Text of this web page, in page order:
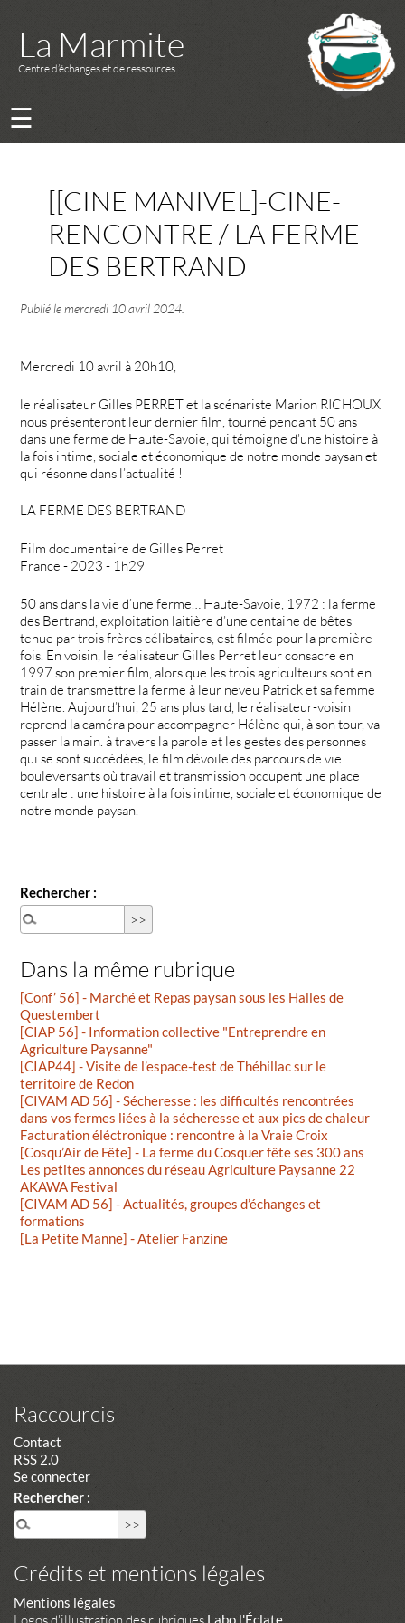
La Marmite
Centre d’échanges et de ressources
☰
[[CINE MANIVEL]-CINE-
RENCONTRE / LA FERME
DES BERTRAND
Publié lemercredi 10 avril 2024
Mercredi 10 avril à 20h10,
le réalisateur Gilles PERRET et la scénariste Marion RICHOUX
nous présenteront leur dernier film, tourné pendant 50 ans
dans une ferme de Haute-Savoie, qui témoigne d’une histoire à
la fois intime, sociale et économique de notre monde paysan et
qui résonne dans l’actualité !
LA FERME DES BERTRAND
Film documentaire de Gilles Perret
France - 2023 - 1h29
50 ans dans la vie d’une ferme… Haute-Savoie, 1972 : la ferme
des Bertrand, exploitation laitière d’une centaine de bêtes
tenue par trois frères célibataires, est filmée pour la première
fois. En voisin, le réalisateur Gilles Perret leur consacre en
1997 son premier film, alors que les trois agriculteurs sont en
train de transmettre la ferme à leur neveu Patrick et sa femme
Hélène. Aujourd’hui, 25 ans plus tard, le réalisateur-voisin
reprend la caméra pour accompagner Hélène qui, à son tour, va
passer la main. à travers la parole et les gestes des personnes
qui se sont succédées, le film dévoile des parcours de vie
bouleversants où travail et transmission occupent une place
centrale : une histoire à la fois intime, sociale et économique de
notre monde paysan.
Rechercher :
Dans la même rubrique
[Conf’ 56] - Marché et Repas paysan sous les Halles de
Questembert
[CIAP 56] - Information collective "Entreprendre en
Agriculture Paysanne"
[CIAP44] - Visite de l’espace-test de Théhillac sur le
territoire de Redon
[CIVAM AD 56] - Sécheresse : les difficultés rencontrées
dans vos fermes liées à la sécheresse et aux pics de chaleur
Facturation éléctronique : rencontre à la Vraie Croix
[Cosqu’Air de Fête] - La ferme du Cosquer fête ses 300 ans
Les petites annonces du réseau Agriculture Paysanne 22
AKAWA Festival
[CIVAM AD 56] - Actualités, groupes d’échanges et
formations
[La Petite Manne] - Atelier Fanzine
Raccourcis
Contact
RSS 2.0
Se connecter
Rechercher :
Crédits et mentions légales
Mentions légales
Logos d'illustration des rubriques Labo l'Éclate